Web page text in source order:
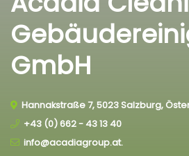
GmbH
Hannakstraße 7, 5023 Salzburg,
+43 (0) 662 - 43 13 40
info@acadiagroup.at.